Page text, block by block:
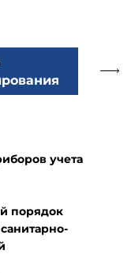
учета
порядок